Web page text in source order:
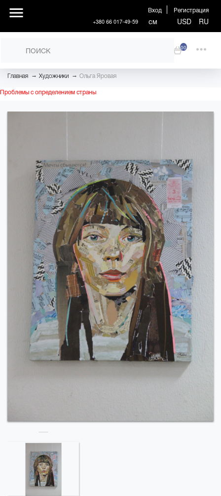
Вход Регистрация
+380 66 017-49-59 см USD RU
00
Главная → Художники → Ольга Яровая
Проблемы с определением страны